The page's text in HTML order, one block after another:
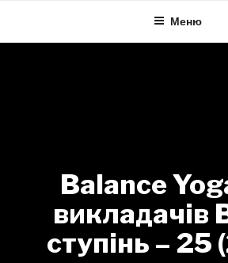
content
Меню
Balance
викладачів
ступінь – 25